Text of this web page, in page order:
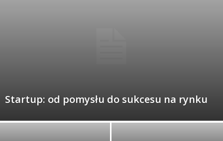
Startup: od pomysłu do sukcesu na rynku